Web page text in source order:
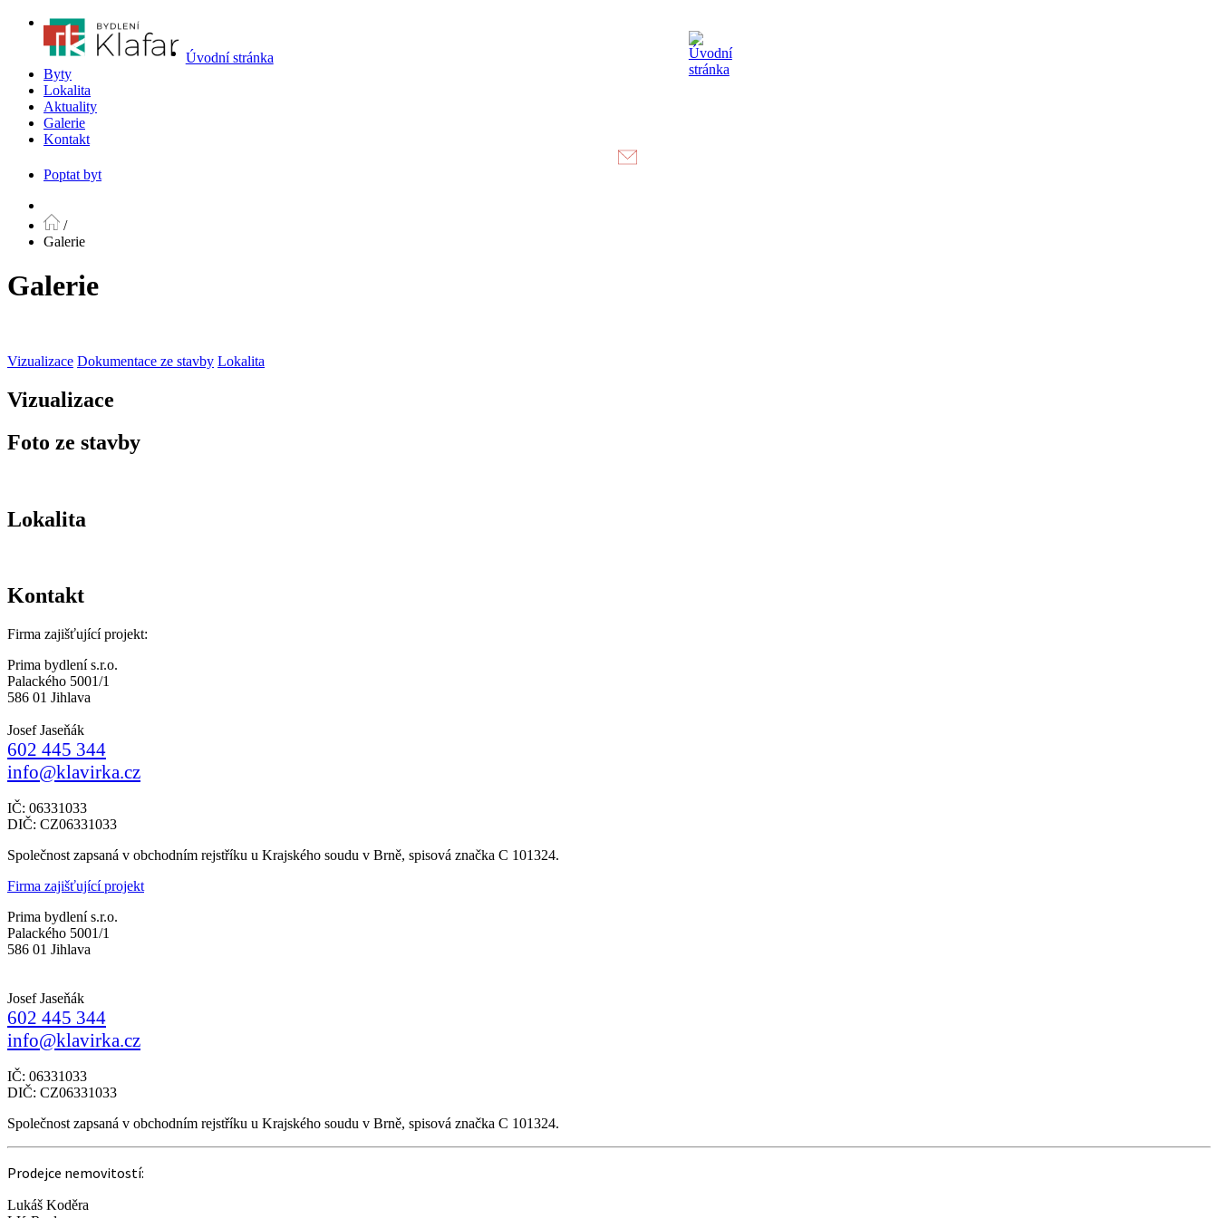
Úvodní stránka
Byty
Lokalita
Aktuality
Galerie
Kontakt
Poptat byt
/
Galerie
Galerie
Vizualizace Dokumentace ze stavby Lokalita
Vizualizace
Foto ze stavby
Lokalita
Kontakt
Firma zajišťující projekt:
Prima bydlení s.r.o.
Palackého 5001/1
586 01 Jihlava
Josef Jaseňák
602 445 344
info@klavirka.cz
IČ: 06331033
DIČ: CZ06331033
Společnost zapsaná v obchodním rejstříku u Krajského soudu v Brně, spisová značka C 101324.
Firma zajišťující projekt
Prima bydlení s.r.o.
Palackého 5001/1
586 01 Jihlava
Josef Jaseňák
602 445 344
info@klavirka.cz
IČ: 06331033
DIČ: CZ06331033
Společnost zapsaná v obchodním rejstříku u Krajského soudu v Brně, spisová značka C 101324.
Prodejce nemovitostí:
Lukáš Koděra